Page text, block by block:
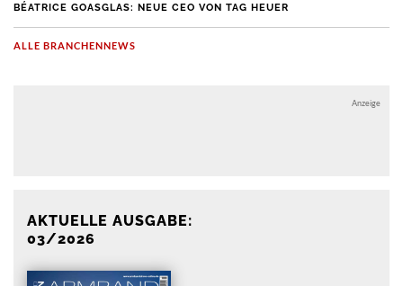
BÉATRICE GOASGLAS: NEUE CEO VON TAG HEUER
ALLE BRANCHENNEWS
Anzeige
AKTUELLE AUSGABE:
03/2026